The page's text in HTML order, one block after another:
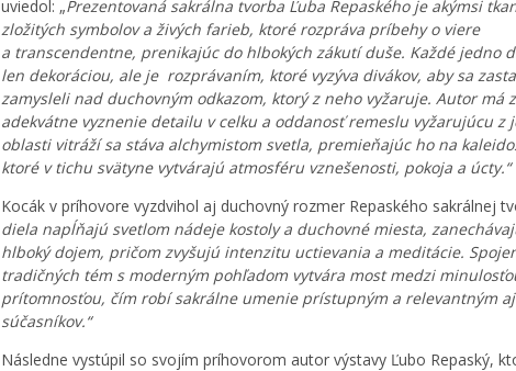
uviedol: „Prezentovaná sakrálna tvorba Ľuba Repaského je akýmsi
zložitých symbolov a živých farieb, ktoré rozpráva príbehy o viere
a transcendentne, prenikajúc do hlbokých zákutí duše. Každé jedno
len dekoráciou, ale je rozprávaním, ktoré vyzýva divákov, aby sa
zamysleli nad duchovným odkazom, ktorý z neho vyžaruje. Autor má
adekvátne vyznenie detailu v celku a oddanosť remeslu vyžarujúcu z
oblasti vitráží sa stáva alchymistom svetla, premieňajúc ho na
ktoré v tichu svätyne vytvárajú atmosféru vznešenosti, pokoja a úcty.“
Kocák v príhovore vyzdvihol aj duchovný rozmer Repaského sakrálnej
diela napĺňajú svetlom nádeje kostoly a duchovné miesta,
hlboký dojem, pričom zvyšujú intenzitu uctievania a meditácie.
tradičných tém s moderným pohľadom vytvára most medzi
prítomnosťou, čím robí sakrálne umenie prístupným a relevantným
súčasníkov.“
Následne vystúpil so svojím príhovorom autor výstavy Ľubo Repaský,